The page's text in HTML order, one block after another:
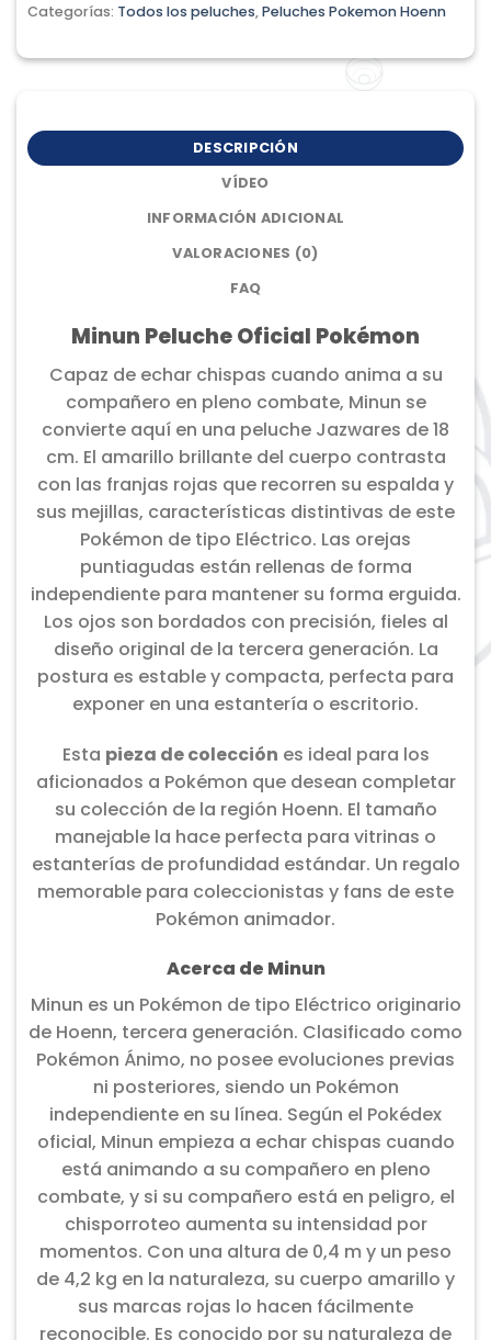
Categorías: Todos los peluches,Peluches Pokemon Hoenn
DESCRIPCIÓN
VÍDEO
INFORMACIÓN ADICIONAL
VALORACIONES (0)
FAQ
Minun Peluche Oficial Pokémon
Capaz de echar chispas cuando anima a su
compañero en pleno combate, Minun se
convierte aquí en una peluche Jazwares de 18
cm. El amarillo brillante del cuerpo contrasta
con las franjas rojas que recorren su espalda y
sus mejillas, características distintivas de este
Pokémon de tipo Eléctrico. Las orejas
puntiagudas están rellenas de forma
independiente para mantener su forma erguida.
Los ojos son bordados con precisión, fieles al
diseño original de la tercera generación. La
postura es estable y compacta, perfecta para
exponer en una estantería o escritorio.
Esta pieza de colección es ideal para los
aficionados a Pokémon que desean completar
su colección de la región Hoenn. El tamaño
manejable la hace perfecta para vitrinas o
estanterías de profundidad estándar. Un regalo
memorable para coleccionistas y fans de este
Pokémon animador.
Acerca de Minun
Minun es un Pokémon de tipo Eléctrico originario
de Hoenn, tercera generación. Clasificado como
Pokémon Ánimo, no posee evoluciones previas
ni posteriores, siendo un Pokémon
independiente en su línea. Según el Pokédex
oficial, Minun empieza a echar chispas cuando
está animando a su compañero en pleno
combate, y si su compañero está en peligro, el
chisporroteo aumenta su intensidad por
momentos. Con una altura de 0,4 m y un peso
de 4,2 kg en la naturaleza, su cuerpo amarillo y
sus marcas rojas lo hacen fácilmente
reconocible. Es conocido por su naturaleza de